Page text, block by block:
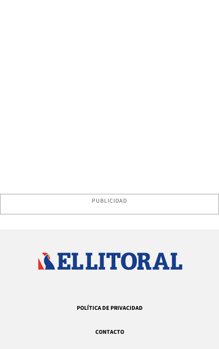
PUBLICIDAD
POLÍTICA DE PRIVACIDAD
CONTACTO